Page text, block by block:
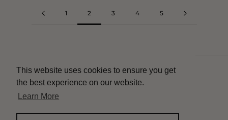
This website uses cookies to ensure you get
the best experience on our website.
Learn More
1 2 3 4 5
Contact
Delivery